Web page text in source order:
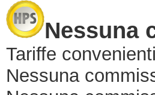
Nessuna
Tariffe
Nessuna